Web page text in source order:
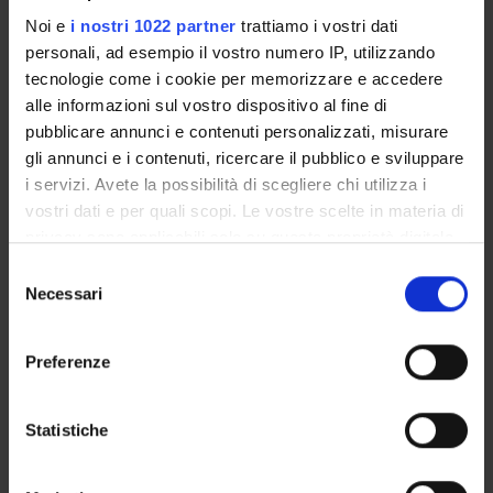
Noi e i nostri 1022 partner trattiamo i vostri dati
personali, ad esempio il vostro numero IP, utilizzando
tecnologie come i cookie per memorizzare e accedere
alle informazioni sul vostro dispositivo al fine di
pubblicare annunci e contenuti personalizzati, misurare
gli annunci e i contenuti, ricercare il pubblico e sviluppare
i servizi. Avete la possibilità di scegliere chi utilizza i
vostri dati e per quali scopi. Le vostre scelte in materia di
modificare o revocare il proprio consenso in qualsiasi
momento dalla Dichiarazione sui cookie o facendo clic
raccogliere informazioni sulla tua posizione
geografica, con un'approssimazione di qualche
delNecessari
Preferenze
Statistiche
COLLABORATORI ESTERNI
University Hospital Meyer Firenze
University Hospital Meyer Firenze
AREE DI RICERCA COINVOLTE DAL PROGETTO
Bioinformatica e informatica medica
Life and medical sciences
ATTIVITÀ
AREE DI RICERCA